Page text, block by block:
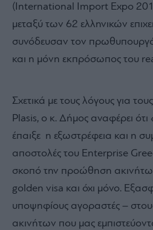
(International Import Expo
μεταξύ των 62 ελληνικών
συνόδευσαν τον
και η μόνη εκπρόσωπος του
Σχετικά με τους λόγους για
Plasis, ο κ. Δήμος αναφέρει
έπαιξε η εξωστρέφεια και η
αποστολές του Enterprise
σκοπό την προώθηση
golden visa και όχι μόνο.
υποψηφίους αγοραστές – στους
ακινήτων που μας